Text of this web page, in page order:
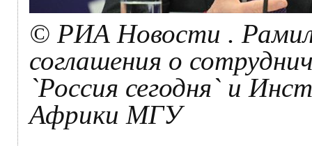
© РИА Новости .
соглашения о
`Россия сегодня` и
Африки МГУ